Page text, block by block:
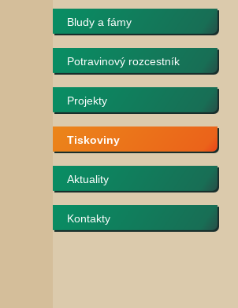
Bludy a fámy
Potravinový rozcestník
Projekty
Tiskoviny
Aktuality
Kontakty